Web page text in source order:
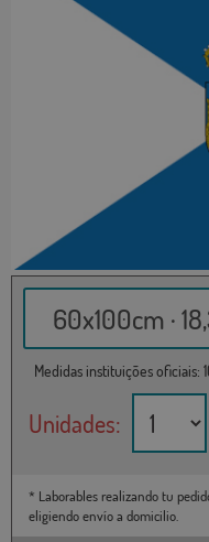
60x100cm ·
Medidas instituições oficiais:
Unidades:
* Laborables realizando tu
eligiendo envío a domicilio.